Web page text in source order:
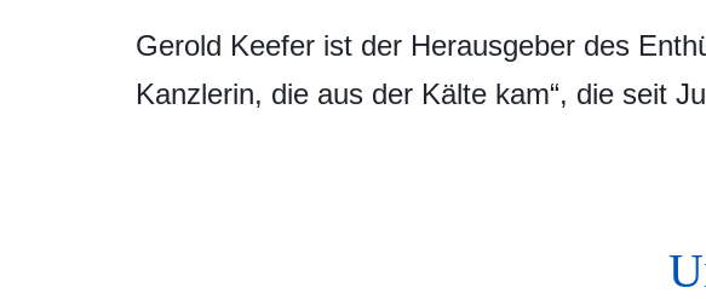
Gerold Keefer ist der Herausgeber des
Kanzlerin, die aus der Kälte kam“, die seit